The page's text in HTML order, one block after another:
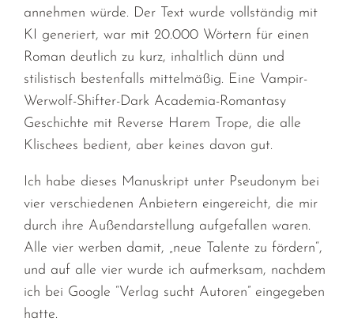
annehmen würde. Der Text wurde vollständig mit
KI generiert, war mit 20.000 Wörtern für einen
Roman deutlich zu kurz, inhaltlich dünn und
stilistisch bestenfalls mittelmäßig. Eine Vampir-
Werwolf-Shifter-Dark Academia-Romantasy
Geschichte mit Reverse Harem Trope, die alle
Klischees bedient, aber keines davon gut.
Ich habe dieses Manuskript unter Pseudonym bei
vier verschiedenen Anbietern eingereicht, die mir
durch ihre Außendarstellung aufgefallen waren.
Alle vier werben damit, „neue Talente zu fördern“,
und auf alle vier wurde ich aufmerksam, nachdem
ich bei Google “Verlag sucht Autoren” eingegeben
hatte.